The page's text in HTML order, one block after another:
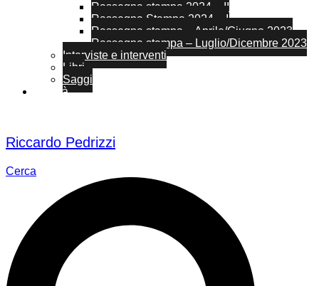
Rassegna stampa 2024 – II
Rassegna Stampa 2024 – I
Rassegna stampa – Aprile/Giugno 2023
Rassegna stampa – Luglio/Dicembre 2023
Interviste e interventi
Libri
Saggi
Attività
Riccardo Pedrizzi
Cerca